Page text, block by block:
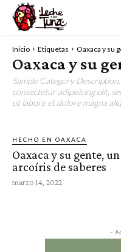
Inicio Etiquetas Oaxaca y su
Oaxaca y su
Sample Category
consectetur adipisicing elit,
ut labore et dolore magna
HECHO EN OAXACA
Oaxaca y su gente, un
arcoíris de saberes
marzo 14, 2022
-